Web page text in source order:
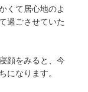
くて居心地のよ
過ごさせていた
顔をみると、今
になります。